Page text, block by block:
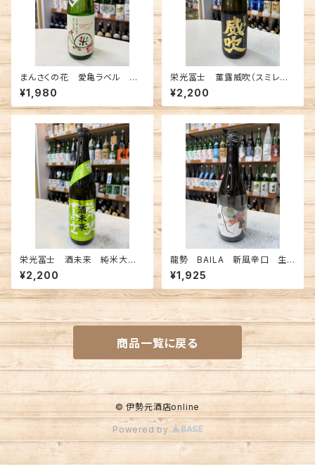
まんさくの花 愛亀ラベル 純
米吟醸 一度火入れ原酒 72
0ml
¥1,980
栄光冨士 菫露威吹（スミレツ
ユイブキ） 純米大吟醸 720
ml
¥2,200
栄光冨士 酒未来 純米大吟
醸無濾過生原酒 720ml
¥2,200
龍勢 BAILA 新風辛口 生も
と特別純米 720ml
¥1,925
商品一覧に戻る
© 伊勢元酒店online
Powered by